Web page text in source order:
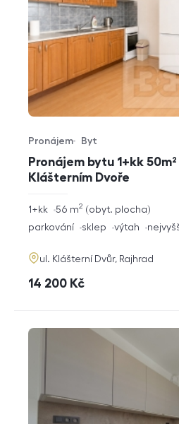
Pronájem bytu 1+kk
Klášterním Dvoře
Typ nabídky
Pronájem
Typ nemovitosti
Byt
rozměry
dispozice
1+kk obyt. plocha
56 m2
funkce
parkování sklep výtah
adresa
ul. Klášterní Dvůr, Rajhrad
cena
14 200 Kč